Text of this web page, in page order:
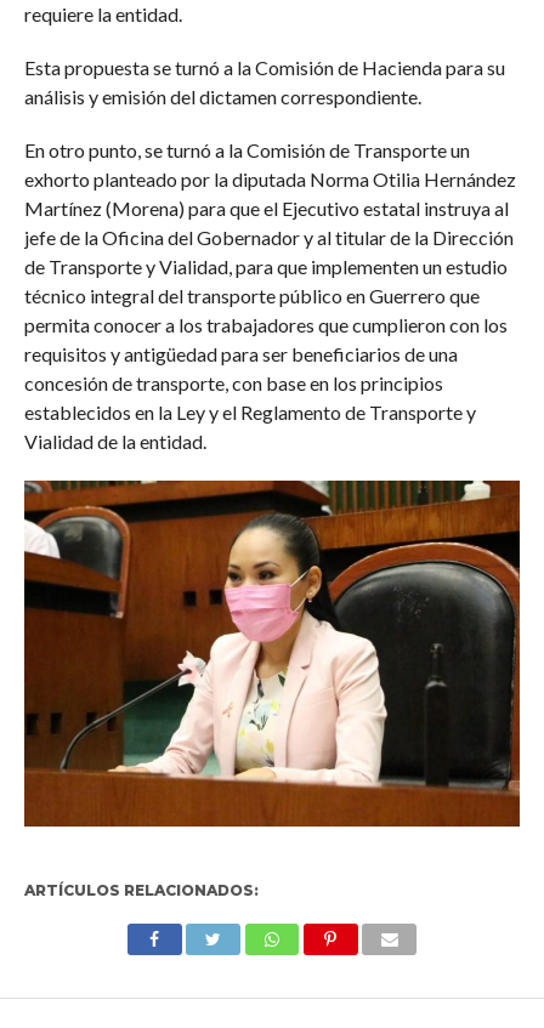
requiere la entidad.
Esta propuesta se turnó a la Comisión de Hacienda para su
análisis y emisión del dictamen correspondiente.
En otro punto, se turnó a la Comisión de Transporte un
exhorto planteado por la diputada Norma Otilia Hernández
Martínez (Morena) para que el Ejecutivo estatal instruya al
jefe de la Oficina del Gobernador y al titular de la Dirección
de Transporte y Vialidad, para que implementen un estudio
técnico integral del transporte público en Guerrero que
permita conocer a los trabajadores que cumplieron con los
requisitos y antigüedad para ser beneficiarios de una
concesión de transporte, con base en los principios
establecidos en la Ley y el Reglamento de Transporte y
Vialidad de la entidad.
ARTÍCULOS RELACIONADOS: